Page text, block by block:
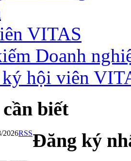
VITAS
Doanh
hội viên
biết
2026RSSĐăng ký